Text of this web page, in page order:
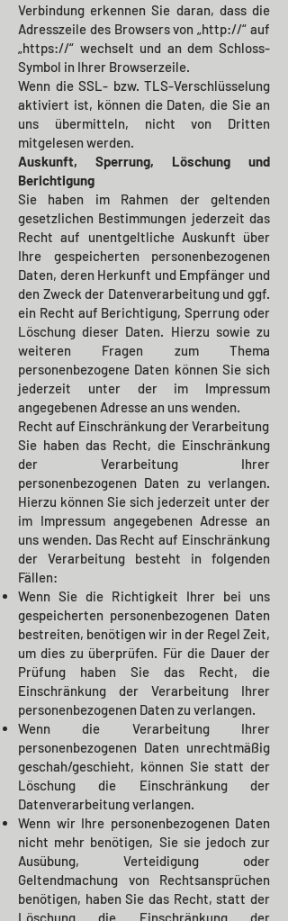
Verbindung erkennen Sie daran, dass die
Adresszeile des Browsers von „http://“ auf
„https://“ wechselt und an dem Schloss-
Symbol in Ihrer Browserzeile.
Wenn die SSL- bzw. TLS-Verschlüsselung
aktiviert ist, können die Daten, die Sie an
uns übermitteln, nicht von Dritten
mitgelesen werden.
Auskunft, Sperrung, Löschung und
Berichtigung
Sie haben im Rahmen der geltenden
gesetzlichen Bestimmungen jederzeit das
Recht auf unentgeltliche Auskunft über
Ihre gespeicherten personenbezogenen
Daten, deren Herkunft und Empfänger und
den Zweck der Datenverarbeitung und ggf.
ein Recht auf Berichtigung, Sperrung oder
Löschung dieser Daten. Hierzu sowie zu
weiteren Fragen zum Thema
personenbezogene Daten können Sie sich
jederzeit unter der im Impressum
angegebenen Adresse an uns wenden.
Recht auf Einschränkung der Verarbeitung
Sie haben das Recht, die Einschränkung
der Verarbeitung Ihrer
personenbezogenen Daten zu verlangen.
Hierzu können Sie sich jederzeit unter der
im Impressum angegebenen Adresse an
uns wenden. Das Recht auf Einschränkung
der Verarbeitung besteht in folgenden
Fällen:
Wenn Sie die Richtigkeit Ihrer bei uns
gespeicherten personenbezogenen Daten
bestreiten, benötigen wir in der Regel Zeit,
um dies zu überprüfen. Für die Dauer der
Prüfung haben Sie das Recht, die
Einschränkung der Verarbeitung Ihrer
personenbezogenen Daten zu verlangen.
Wenn die Verarbeitung Ihrer
personenbezogenen Daten unrechtmäßig
geschah/geschieht, können Sie statt der
Löschung die Einschränkung der
Datenverarbeitung verlangen.
Wenn wir Ihre personenbezogenen Daten
nicht mehr benötigen, Sie sie jedoch zur
Ausübung, Verteidigung oder
Geltendmachung von Rechtsansprüchen
benötigen, haben Sie das Recht, statt der
Löschung die Einschränkung der